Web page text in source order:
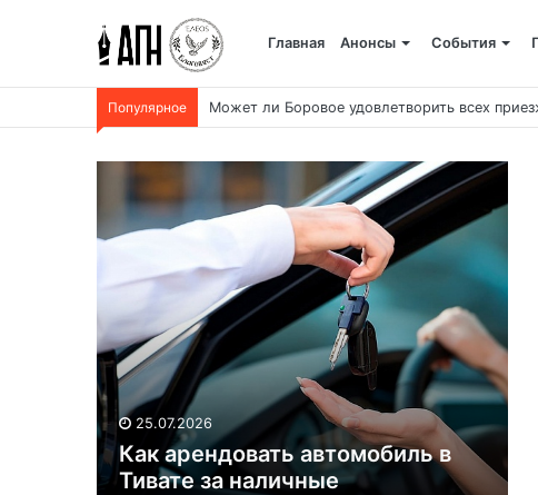
Главная Анонсы События
Популярное Может ли Боровое удовлетворить всех
25.07.2026
Как арендовать автомобиль в
Тивате за наличные